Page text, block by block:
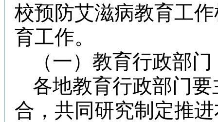
校预防艾滋病教育工
育工作。
（一）教育行政部门
各地教育行政部门
合，共同研究制定推